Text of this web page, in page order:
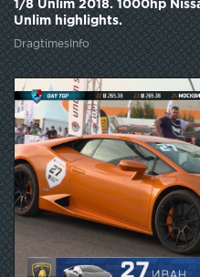
1/8 Unlim 2018. 1000hp
Unlim highlights.
DragtimesInfo